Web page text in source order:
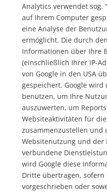
Analytics verwendet sog.
auf Ihrem Computer
eine Analyse der
ermöglicht. Die durch
Informationen über Ihre
(einschließlich Ihrer IP-
von Google in den USA
gespeichert. Google
benutzen, um Ihre
auszuwerten, um
Websiteaktivitäten für
zusammenzustellen und
Websitenutzung und
verbundene
wird Google diese
Dritte übertragen, sofern
vorgeschrieben oder